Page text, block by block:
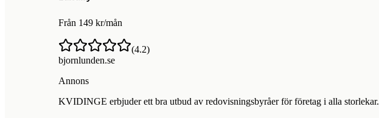
Från 149 kr/mån
(4.2)
bjornlunden.se
Annons
KVIDINGE erbjuder ett bra utbud av redovisningsbyråer för företag i alla storlekar.